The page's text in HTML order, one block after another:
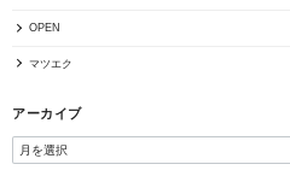
OPEN
マツエク
アーカイブ